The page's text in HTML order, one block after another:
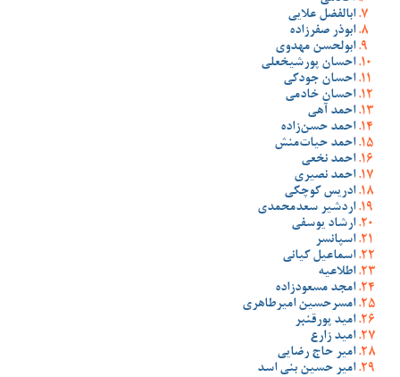
ابالفضل علایی
ابوذر صفرزاده
ابولحسن مهدوی
احسان پورشیخعلی
احسان جودکی
احسان خادمی
احمد آهی
احمد حسن‌زاده
احمد حیات‌منش
احمد نخعی
احمد نصیری
ادریس کوچکی
اردشیر سعدمحمدی
ارشاد یوسفی
اسپانسر
اسماعیل کیانی
اطلاعیه
امجد مسعودزاده
امسرحسین امیرطاهری
امید پورقنبر
امید زارع
امیر حاج رضایی
امیر حسین بنی اسد